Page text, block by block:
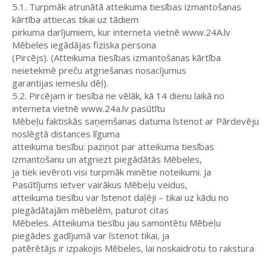
5.1. Turpmāk atrunātā atteikuma tiesības izmantošanas
kārtība attiecas tikai uz tādiem
pirkuma darījumiem, kur interneta vietnē www.24A.lv
Mēbeles iegādājas fiziska persona
(Pircējs). (Atteikuma tiesības izmantošanas kārtība
neietekmē preču atgriešanas nosacījumus
garantijas iemeslu dēļ).
5.2. Pircējam ir tiesība ne vēlāk, kā 14 dienu laikā no
interneta vietnē www.24a.lv pasūtītu
Mēbeļu faktiskās saņemšanas datuma īstenot ar Pārdevēju
noslēgtā distances līguma
atteikuma tiesību: paziņot par atteikuma tiesības
izmantošanu un atgriezt piegādātās Mēbeles,
ja tiek ievēroti visi turpmāk minētie noteikumi. Ja
Pasūtījums ietver vairākus Mēbeļu veidus,
atteikuma tiesību var īstenot daļēji – tikai uz kādu no
piegādātajām mēbelēm, paturot citas
Mēbeles. Atteikuma tiesību jau samontētu Mēbeļu
piegādes gadījumā var īstenot tikai, ja
patērētājs ir izpakojis Mēbeles, lai noskaidrotu to rakstura